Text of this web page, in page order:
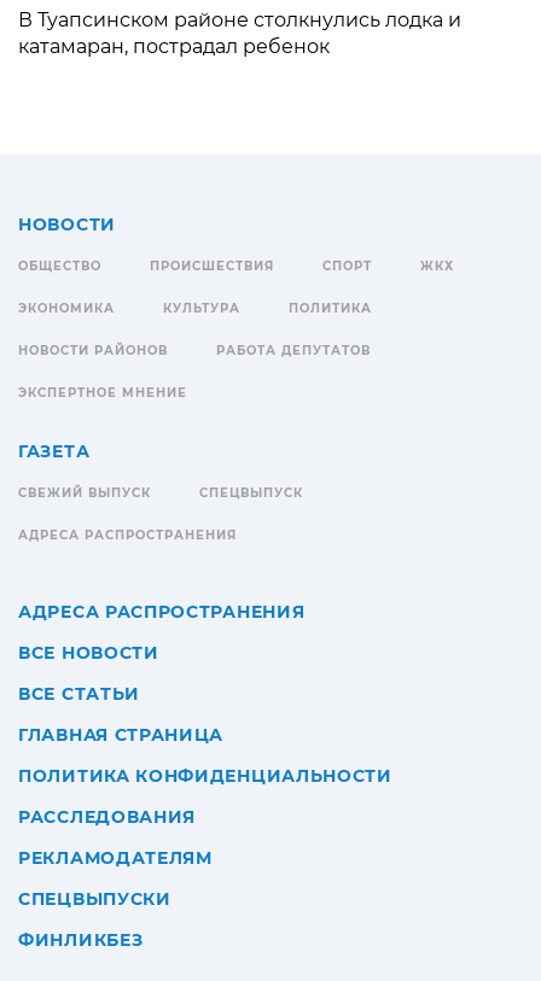
В Туапсинском районе столкнулись лодка и
катамаран, пострадал ребенок
НОВОСТИ
ОБЩЕСТВО ПРОИСШЕСТВИЯ СПОРТ ЖКХ
ЭКОНОМИКА КУЛЬТУРА ПОЛИТИКА
НОВОСТИ РАЙОНОВ РАБОТА ДЕПУТАТОВ
ЭКСПЕРТНОЕ МНЕНИЕ
ГАЗЕТА
СВЕЖИЙ ВЫПУСК СПЕЦВЫПУСК
АДРЕСА РАСПРОСТРАНЕНИЯ
АДРЕСА РАСПРОСТРАНЕНИЯ
ВСЕ НОВОСТИ
ВСЕ СТАТЬИ
ГЛАВНАЯ СТРАНИЦА
ПОЛИТИКА КОНФИДЕНЦИАЛЬНОСТИ
РАССЛЕДОВАНИЯ
РЕКЛАМОДАТЕЛЯМ
СПЕЦВЫПУСКИ
ФИНЛИКБЕЗ